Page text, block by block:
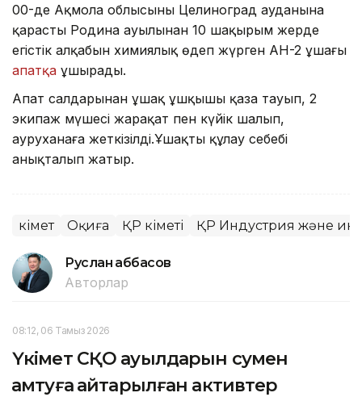
00-де Ақмола облысының Целиноград ауданына
қарасты Родина ауылынан 10 шақырым жерде
егістік алқабын химиялық өңдеп жүрген АН-2 ұшағы
апатқа ұшырады.
Апат салдарынан ұшақ ұшқышы қаза тауып, 2
экипаж мүшесі жарақат пен күйік шалып,
ауруханаға жеткізілді.Ұшақтың құлау себебі
анықталып жатыр.
Үкімет Оқиға ҚР Үкіметі ҚР Индустрия және
Руслан Ғаббасов
Авторлар
08:12, 06 Тамыз 2026
Үкімет СҚО ауылдарын сумен
қамтуға қайтарылған активтер